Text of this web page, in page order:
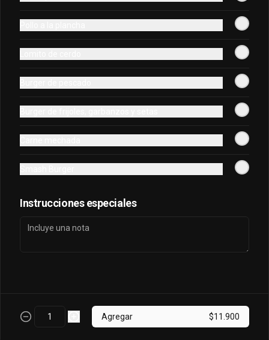
$6.500
Cervezas
$4.500
Corona
Instrucciones especiales
Agregar $11.900